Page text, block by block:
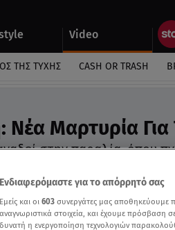
Video
ΤΗΣ ΤΎΧΗΣ CASH OR TRASH
Νέα Μαρτυρία
στην παραλία, όπου
Ενδιαφερόμαστε για το απόρρητό σας
Εμείς και οι 603 συνεργάτες μας αποθηκεύουμε
αναγνωριστικά στοιχεία, και έχουμε πρόσβαση
δυνατή η ενεργοποίηση τεχνολογιών